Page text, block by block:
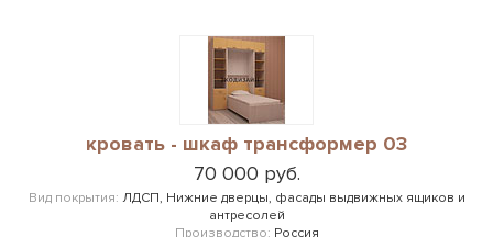
кровать - шкаф трансформер 03
70 000 руб.
Вид покрытия: ЛДСП, Нижние дверцы, фасады выдвижных ящиков и
антресолей
Производство: Россия